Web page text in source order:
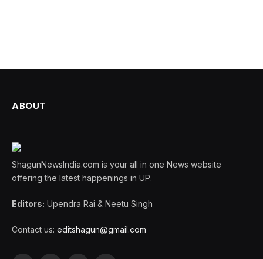
ABOUT
ShagunNewsIndia.com is your all in one News website
offering the latest happenings in UP.
Editors: Upendra Rai & Neetu Singh
Contact us: editshagun@gmail.com